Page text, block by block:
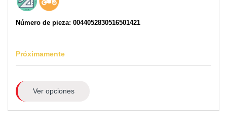
Número de pieza: 0044052830516501421
Próximamente
Ver opciones